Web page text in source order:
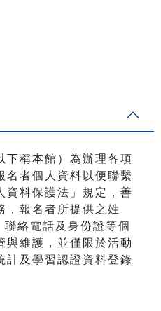
下稱本館）為辦理各項
名者個人資料以便聯繫
資料保護法」規定，善
，報名者所提供之姓
絡電話及身份證等個
與維護，並僅限於活動
計及學習認證資料登錄